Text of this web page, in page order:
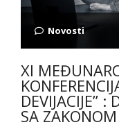
Novosti
XI
DEVIJACIJE” :
SA ZAKONOM